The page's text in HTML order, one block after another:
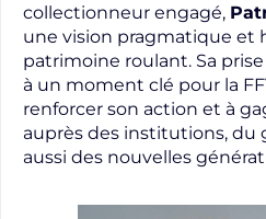
collectionneur engagé,
une vision pragmatique et
patrimoine roulant. Sa
à un moment clé pour la
renforcer son action et à
auprès des institutions, du
aussi des nouvelles